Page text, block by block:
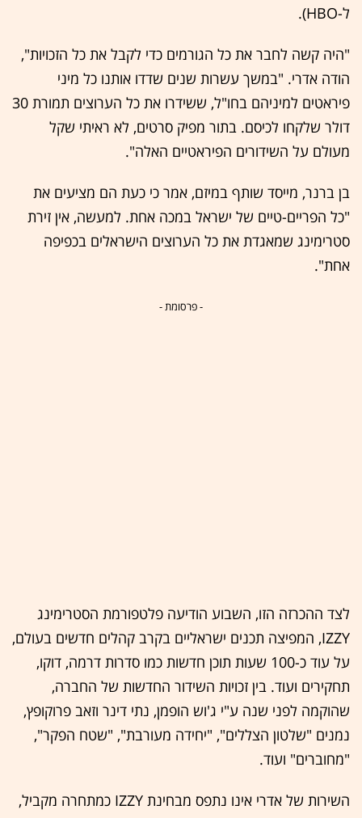
ל-HBO).
"היה קשה לחבר את כל הגורמים כדי לקבל את כל הזכויות",
הודה אדרי. "במשך עשרות שנים שדדו אותנו כל מיני
פיראטים למיניהם בחו"ל, ששידרו את כל הערוצים תמורת 30
דולר שלקחו לכיסם. בתור מפיק סרטים, לא ראיתי שקל
מעולם על השידורים הפיראטיים האלה".
בן ברנר, מייסד שותף במיזם, אמר כי כעת הם מציעים את
"כל הפריים-טיים של ישראל במכה אחת. למעשה, אין זירת
סטרימינג שמאגדת את כל הערוצים הישראלים בכפיפה
אחת".
- פרסומת -
לצד ההכרזה הזו, השבוע הודיעה פלטפורמת הסטרימינג
IZZY, המפיצה תכנים ישראליים בקרב קהלים חדשים בעולם,
על עוד כ-100 שעות תוכן חדשות כמו סדרות דרמה, דוקו,
תחקירים ועוד. בין זכויות השידור החדשות של החברה,
שהוקמה לפני שנה ע"י ג'וש הופמן, נתי דינר וזאב פרוקופץ,
נמנים "שלטון הצללים", "יחידה מעורבת", "שטח הפקר",
"מחוברים" ועוד.
השירות של אדרי אינו נתפס מבחינת IZZY כמתחרה מקביל,